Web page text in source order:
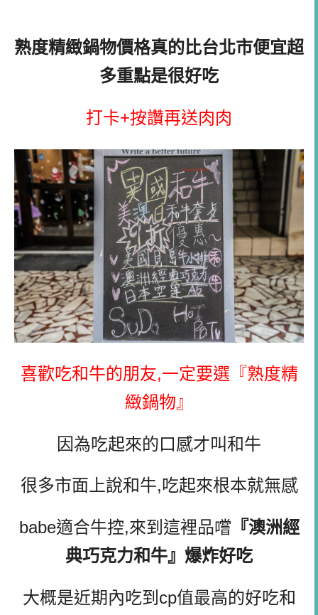
熟度精緻鍋物價格真的比台北市便宜超
多重點是很好吃
打卡+按讚再送肉肉
喜歡吃和牛的朋友,一定要選『熟度精
緻鍋物』
因為吃起來的口感才叫和牛
很多市面上說和牛,吃起來根本就無感
babe適合牛控,來到這裡品嚐 『澳洲經
典巧克力和牛』爆炸好吃
大概是近期內吃到cp值最高的好吃和